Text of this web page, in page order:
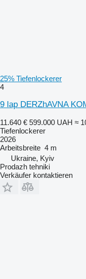
25% Tiefenlockerer
4
9 lap DERZhAVNA
11.640 € 599.000 UAH ≈
Tiefenlockerer
2026
Arbeitsbreite 4 m
Ukraine, Kyiv
Prodazh tehniki
Verkäufer kontaktieren